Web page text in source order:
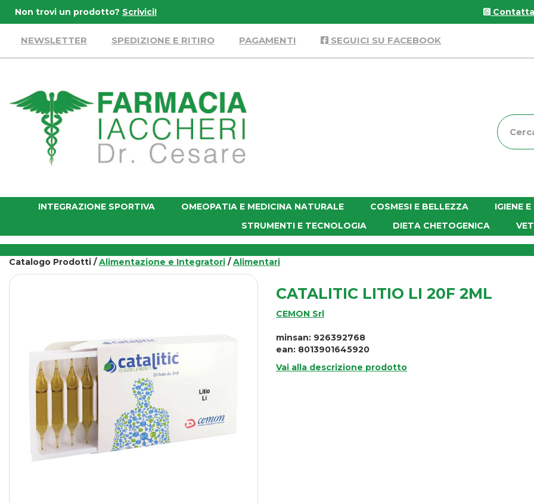
principale
Non trovi un prodotto? Scrivici!
NEWSLETTER SPEDIZIONE E RITIRO PAGAMENTI SEGUICI SU FACEBOOK
Farmacia
Iaccheri
Cerca
INTEGRAZIONE SPORTIVA OMEOPATIA E MEDICINA NATURALE COSMESI E BELLEZZA IGIENE
STRUMENTI E TECNOLOGIA
DIETA CHETOGENICA
Catalogo Prodotti /Alimentazione e Integratori /Alimentari
CATALITIC LITIO LI 20F 2ML
CEMON Srl
minsan: 926392768
ean: 8013901645920
Vai alla descrizione prodotto